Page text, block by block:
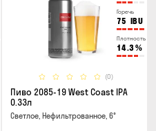
Горечь
75 IBU
Плотность
14.3%
(0)
Пиво 2085-19 West Coast IPA
0.33л
Светлое, Нефильтрованное, 6°